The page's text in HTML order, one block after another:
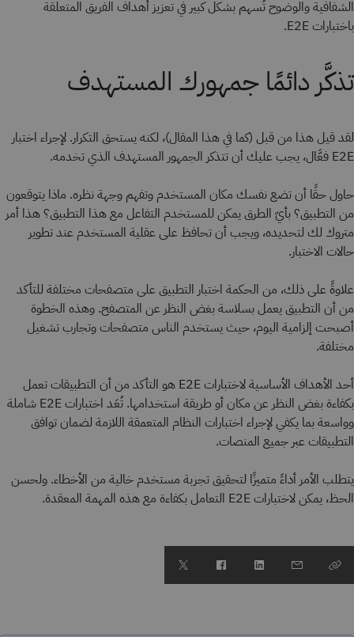
الشفافية والوضوح تُسهم بشكل كبير في تعزيز أهداف الفريق المتعلقة
باختبارات E2E.
تذكَّر دائمًا جمهورك المستهدف
لقد قيل هذا من قبل (كما في هذا المقال)، لكنه يستحق التكرار. لإجراء اختبار
E2E فعَّال، يجب عليك أن تتذكر الجمهور المستهدف الذي تخدمه.
حاول حقًا أن تضع نفسك مكان المستخدم وتفهم وجهة نظره. ماذا يتوقعون
من التطبيق؟ بأيّ الطرق يمكن للمستخدم التفاعل مع هذا التطبيق؟ هذا أمر
متروك لك لتحديده، ويجب أن تحافظ على عقلية المستخدم عند تطوير
حالات الاختبار.
علاوةً على ذلك، من الحكمة اختبار التطبيق على متصفحات مختلفة للتأكد
من أن التطبيق يعمل بسلاسة بغض النظر عن المتصفح. وهذه الخطوة
أصبحت إلزامية اليوم، حيث يستخدم الناس متصفحات وتجارب تشغيل
مختلفة.
أحد الأهداف الأساسية لاختبارات E2E هو التأكد من أن التطبيقات تعمل
بكفاءة بغض النظر عن مكان أو طريقة استخدامها. تُعَد اختبارات E2E شاملة
وواسعة بما يكفي لإجراء اختبارات النظام المتعمقة اللازمة لضمان توافق
التطبيقات عبر جميع المنصات.
يتطلب الأمر أداءً متميزًا لتحقيق تجربة مستخدم خالية من الأخطاء. ولحسن
الحظ، يمكن لاختبارات E2E التعامل بكفاءة مع هذه المهمة المعقدة.